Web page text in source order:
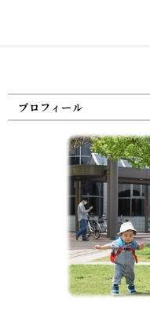
プロフィール